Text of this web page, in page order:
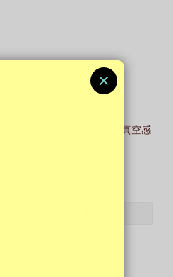
🇯🇵 Tenga Vacuum 真空感